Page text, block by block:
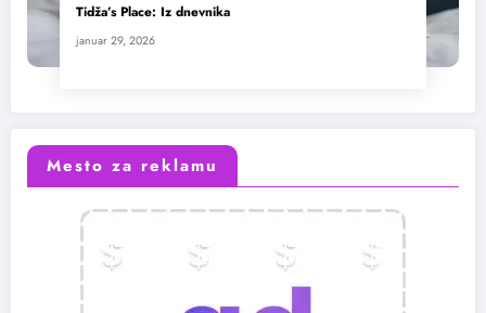
Tidža’s Place: Iz dnevnika
januar 29, 2026
Mesto za reklamu